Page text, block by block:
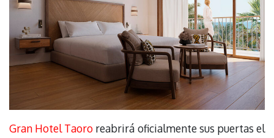
Gran Hotel Taoro reabrirá oficialmente sus puertas el